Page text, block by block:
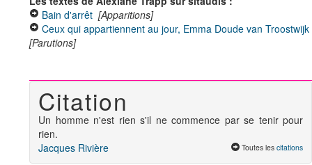
Bain d'arrêt [Apparitions]
Ceux qui appartiennent au jour, Emma Doude van Troostwijk
[Parutions]
Citation
Un homme n'est rien s'il ne commence par se tenir pour
rien.
Jacques Rivière
Toutes les citations